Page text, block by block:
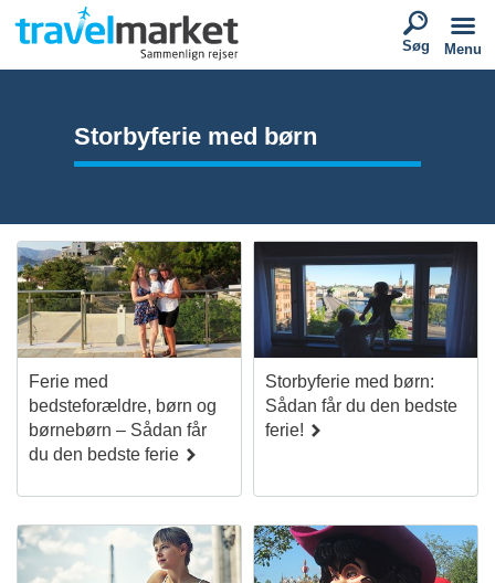
Søg Menu
Storbyferie med børn
Ferie med
bedsteforældre, børn og
børnebørn – Sådan får
du den bedste ferie
Storbyferie med børn:
Sådan får du den bedste
ferie!